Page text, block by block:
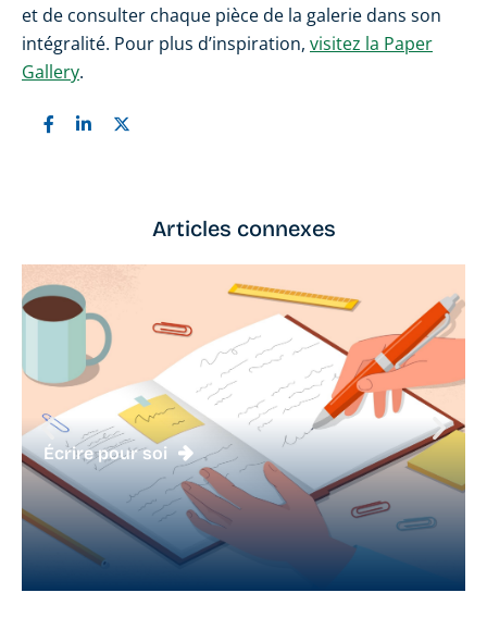
et de consulter chaque pièce de la galerie dans son
intégralité. Pour plus d’inspiration, visitez la Paper
Gallery.
Articles connexes
Écrire pour soi